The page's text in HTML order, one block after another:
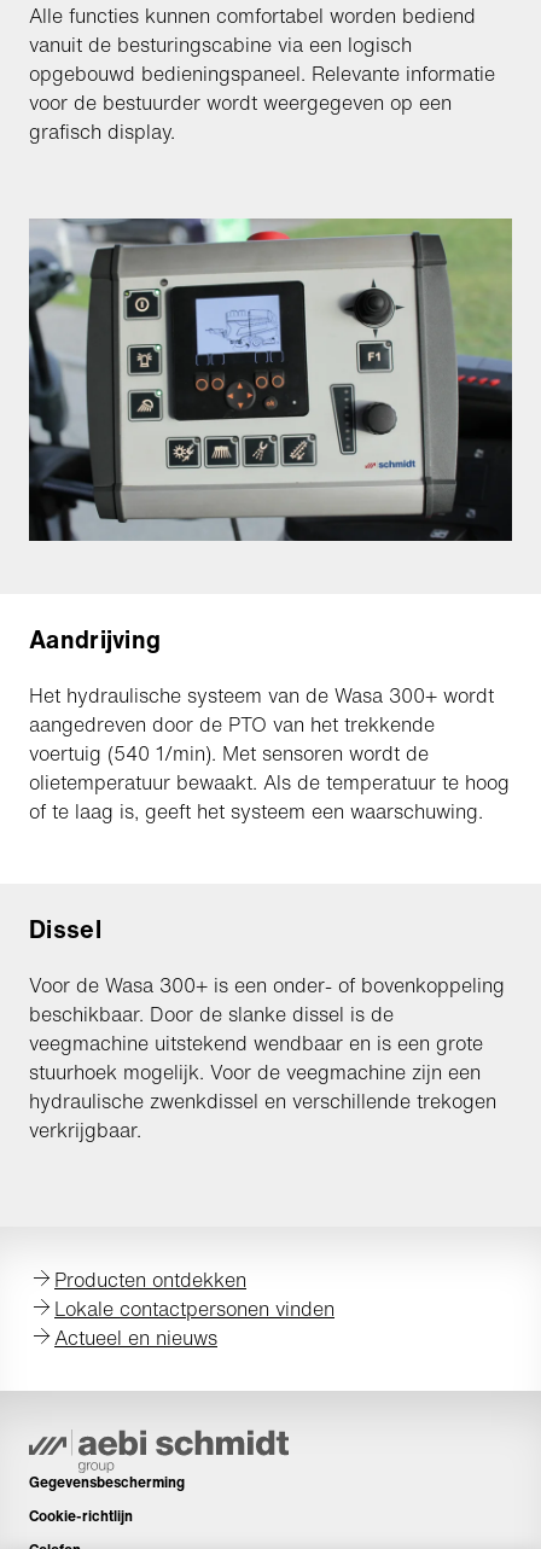
Alle functies kunnen comfortabel worden bediend
vanuit de besturingscabine via een logisch
opgebouwd bedieningspaneel. Relevante informatie
voor de bestuurder wordt weergegeven op een
grafisch display.
Aandrijving
Het hydraulische systeem van de Wasa 300+ wordt
aangedreven door de PTO van het trekkende
voertuig (540 1/min). Met sensoren wordt de
olietemperatuur bewaakt. Als de temperatuur te hoog
of te laag is, geeft het systeem een waarschuwing.
Dissel
Voor de Wasa 300+ is een onder- of bovenkoppeling
beschikbaar. Door de slanke dissel is de
veegmachine uitstekend wendbaar en is een grote
stuurhoek mogelijk. Voor de veegmachine zijn een
hydraulische zwenkdissel en verschillende trekogen
verkrijgbaar.
Producten ontdekken
Lokale contactpersonen vinden
Actueel en nieuws
Gegevensbescherming
Cookie-richtlijn